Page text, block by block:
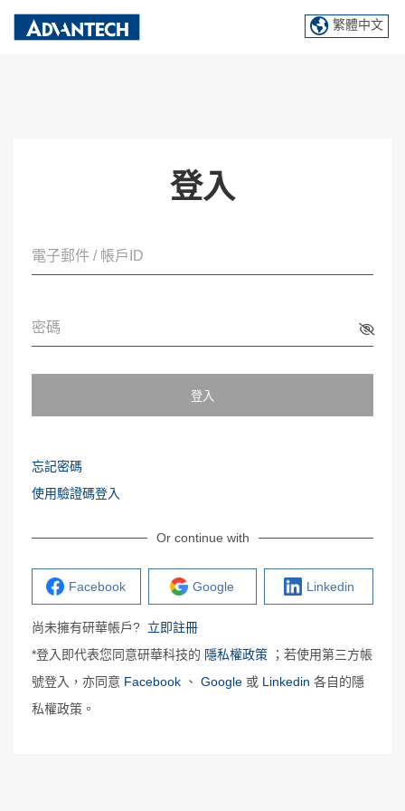
繁體中文
登入
電子郵件 / 帳戶ID
密碼
登入
忘記密碼
使用驗證碼登入
Or continue with
Facebook Google Linkedin
尚未擁有研華帳戶? 立即註冊
*登入即代表您同意研華科技的 隱私權政策 ；若使用第三方帳
號登入，亦同意 Facebook 、 Google 或 Linkedin 各自的隱
私權政策。